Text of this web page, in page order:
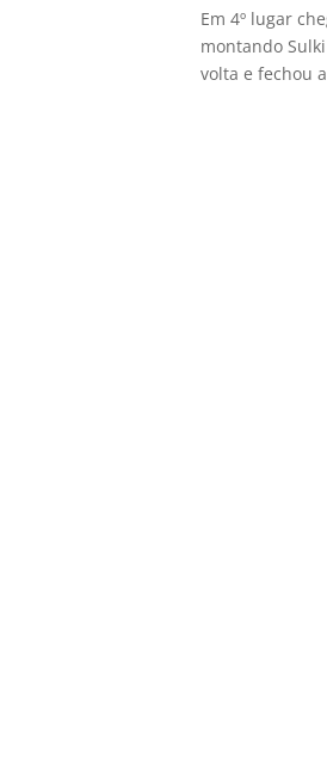
Em 4º lugar
montando
volta e fechou